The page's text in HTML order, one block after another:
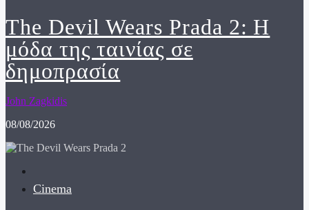
The Devil Wears Prada 2: Η
μόδα της ταινίας σε
δημοπρασία
John Zagkidis
08/08/2026
Cinema